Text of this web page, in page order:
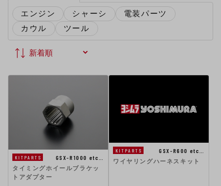
エンジン シャーシ
電装パーツ
カウル
ツール
KITPARTS
GSX-R1000 etc…
タイミングホイールブラケッ
トアダプター
KITPARTS
GSX-R600 etc…
ワイヤリングハーネスキット